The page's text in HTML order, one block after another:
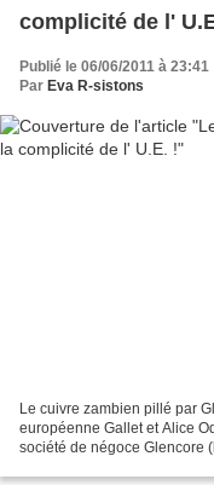
complicité de l'
Publié le 06/06/2011 à 23:41
Par Eva R-sistons
Le cuivre zambien pillé par
européenne Gallet et Alice
société de négoce Glencore